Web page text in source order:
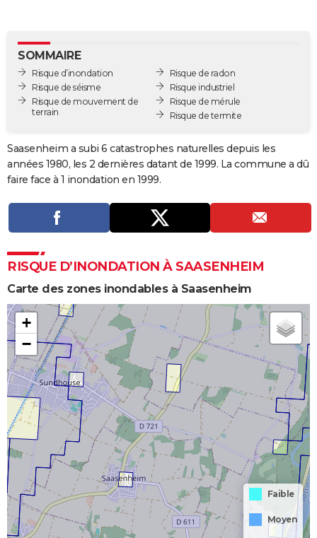
GUIDES D'ACHAT
BONS PLANS
CARTE DE VOEUX
PROGRAMME TV
Se connecter
Entreprises
Service militaire
Avis de recherche
AVIS DE DÉCÈS
Bricolage
Lifestyle
Culture
Sport
Auto
Television
Voyage
Cinema
SOMMAIRE
Risque d’inondation
Risque de séisme
Risque de mouvement de
terrain
Risque de radon
Risque industriel
Risque de mérule
Risque de termite
Saasenheim a subi 6 catastrophes naturelles depuis les
années 1980, les 2 dernières datant de 1999. La commune a dû
faire face à 1 inondation en 1999.
RISQUE D’INONDATION À SAASENHEIM
Carte des zones inondables à Saasenheim
+
−
Faible
Moyen